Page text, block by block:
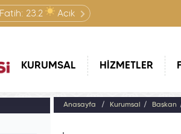
Fatih: 23.2 Açık
KURUMSAL HİZMETLER
Anasayfa Kurumsal Başkan